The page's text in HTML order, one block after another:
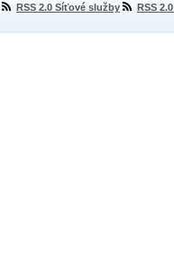
RSS 2.0 Síťové služby RSS